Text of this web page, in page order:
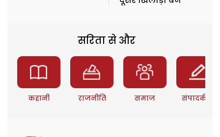
सरिता से और
कहानी राजनीति समाज संपादकीय